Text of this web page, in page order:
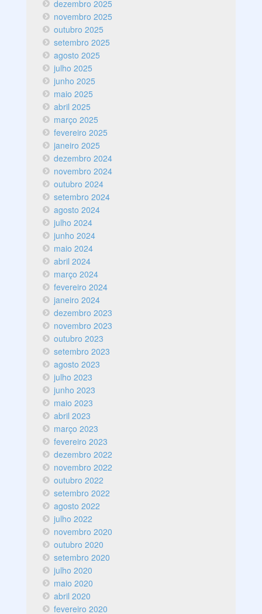
dezembro 2025
novembro 2025
outubro 2025
setembro 2025
agosto 2025
julho 2025
junho 2025
maio 2025
abril 2025
março 2025
fevereiro 2025
janeiro 2025
dezembro 2024
novembro 2024
outubro 2024
setembro 2024
agosto 2024
julho 2024
junho 2024
maio 2024
abril 2024
março 2024
fevereiro 2024
janeiro 2024
dezembro 2023
novembro 2023
outubro 2023
setembro 2023
agosto 2023
julho 2023
junho 2023
maio 2023
abril 2023
março 2023
fevereiro 2023
dezembro 2022
novembro 2022
outubro 2022
setembro 2022
agosto 2022
julho 2022
novembro 2020
outubro 2020
setembro 2020
julho 2020
maio 2020
abril 2020
fevereiro 2020